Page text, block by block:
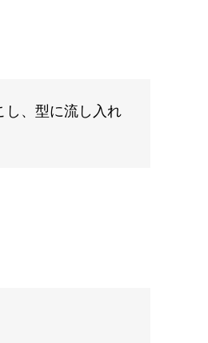
し、型に流し入れ